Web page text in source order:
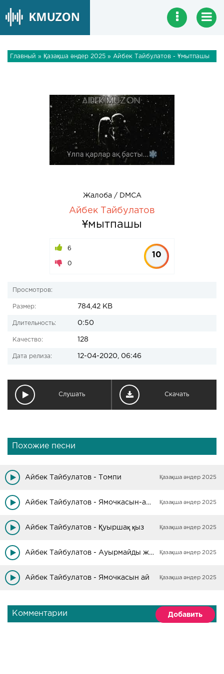
Главный » Қазақша әндер 2025 » Айбек Тайбулатов - Ұмытпашы
Жалоба / DMCA
Айбек Тайбулатов
Ұмытпашы
6
0
10
Просмотров:
Размер: 784,42 KB
Длительность: 0:50
Качество: 128
Дата релиза: 12-04-2020, 06:46
Слушать Скачать
Похожие песни
Айбек Тайбулатов - Томпи Қазақша әндер 2025
Айбек Тайбулатов - Ямочкасын-ай (remix) Қазақша әндер 2025
Айбек Тайбулатов - Қуыршақ қыз Қазақша әндер 2025
Айбек Тайбулатов - Ауырмайды жүрек Қазақша әндер 2025
Айбек Тайбулатов - Ямочкасын ай Қазақша әндер 2025
Комментарии Добавить